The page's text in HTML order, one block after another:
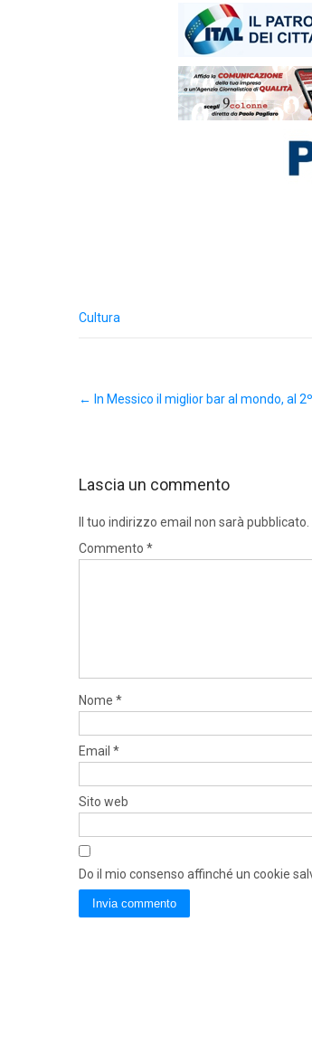
Cultura
navigation
← In Messico il miglior bar al mondo, al
Lascia un commento
Il tuo indirizzo email non sarà pubblicato.
Commento *
Nome *
Email *
Sito web
Do il mio consenso affinché un cookie